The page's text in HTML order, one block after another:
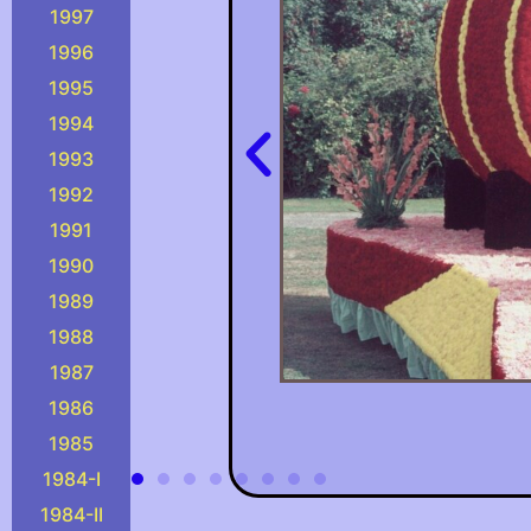
1997
1996
1995
1994
1993
1992
1991
1990
1989
1988
1987
1986
1985
1984-I
1984-II